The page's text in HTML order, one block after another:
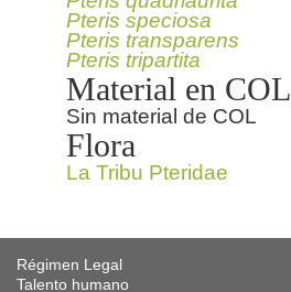
Pteris speciosa
Pteris transparens
Pteris tripartita
Material en COL
Sin material de COL
Flora
La Tribu Pteridae
Régimen Legal
Talento humano